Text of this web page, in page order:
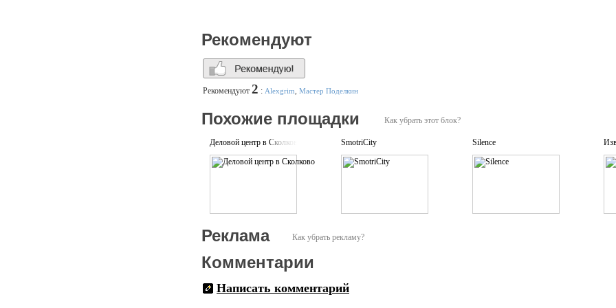
Рекомендуют
Рекомендуют 2 : Alexgrim Мастер Поделкин
Как убрать этот блок?
Похожие площадки
Деловой центр в Сколково SmotriCity Silence
Как убрать рекламу?
Реклама
Комментарии
Написать комментарий